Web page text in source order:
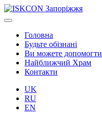
Головна
Будьте обізнані
Ви можете допомогти
Найближчий Храм
Контакти
UK
RU
EN